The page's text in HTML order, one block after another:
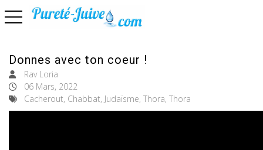
basculer la navigation
Donnes avec ton coeur !
Rav Loria
06 Mars, 2022
Cacherout, Chabbat, Judaïsme, Thora, Thora